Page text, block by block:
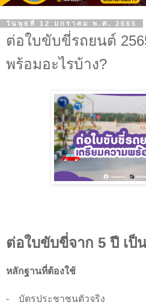
วันพุธที่ 12 มกราคม พ.ศ. 2565
ต่อใบขับขี่รถยนต์
พร้อมอะไรบ้าง?
ต่อใบขับขี่จาก 5 ปี เป็
หลักฐานที่ต้องใช้
- บัตรประชาชนตัวจริง